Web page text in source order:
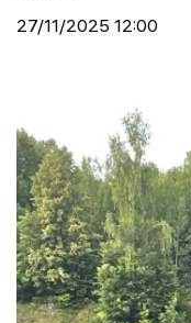
27/11/2025 12:00